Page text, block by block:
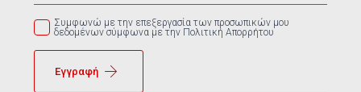
Συμφωνώ με την επεξεργασία των προσωπικών μου
δεδομένων σύμφωνα με την Πολιτική Απορρήτου
Εγγραφή